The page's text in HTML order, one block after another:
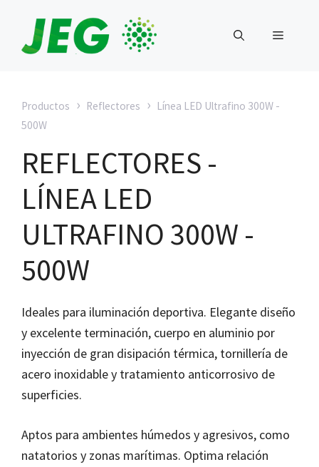
contenido
MENÚ
Productos › Reflectores › Línea LED Ultrafino 300W -
500W
REFLECTORES -
LÍNEA LED
ULTRAFINO 300W -
500W
Ideales para iluminación deportiva. Elegante diseño
y excelente terminación, cuerpo en aluminio por
inyección de gran disipación térmica, tornillería de
acero inoxidable y tratamiento anticorrosivo de
superficies.
Aptos para ambientes húmedos y agresivos, como
natatorios y zonas marítimas. Optima relación